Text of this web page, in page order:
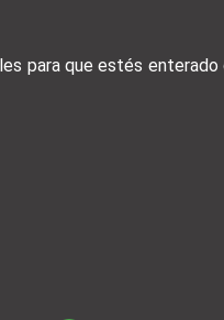
para que estés